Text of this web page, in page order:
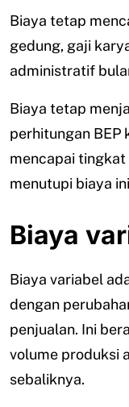
Biaya tetap
gedung, gaji
administratif
Biaya tetap
perhitungan BEP
mencapai
menutupi biaya
Biaya
Biaya variabel
dengan
penjualan. Ini
volume produksi
sebaliknya.